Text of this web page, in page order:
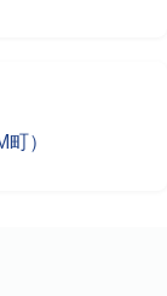
）